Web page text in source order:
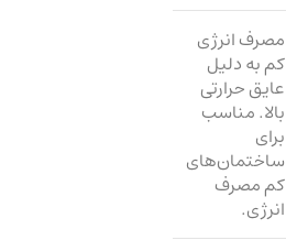
مصرف انرژی
کم به دلیل
عایق حرارتی
بالا. مناسب
برای
ساختمان‌های
کم مصرف
انرژی.